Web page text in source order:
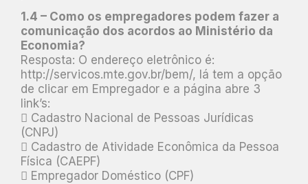
1.4 – Como os empregadores podem fazer a
comunicação dos acordos ao Ministério da
Economia?
Resposta: O endereço eletrônico é:
http://servicos.mte.gov.br/bem/, lá tem a opção
de clicar em Empregador e a página abre 3
link’s:
 Cadastro Nacional de Pessoas Jurídicas
(CNPJ)
 Cadastro de Atividade Econômica da Pessoa
Física (CAEPF)
 Empregador Doméstico (CPF)